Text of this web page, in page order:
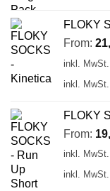
FLOKY
From:
inkl. MwSt.
inkl. MwSt.
FLOKY
From:
inkl. MwSt.
inkl. MwSt.